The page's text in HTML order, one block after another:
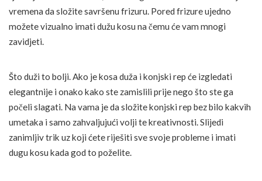
vremena da složite savršenu frizuru. Pored frizure ujedno
možete vizualno imati dužu kosu na čemu će vam mnogi
zavidjeti.
Što duži to bolji. Ako je kosa duža i konjski rep će izgledati
elegantnije i onako kako ste zamislili prije nego što ste ga
počeli slagati. Na vama je da složite konjski rep bez bilo kakvih
umetaka i samo zahvaljujući volji te kreativnosti. Slijedi
zanimljiv trik uz koji ćete riješiti sve svoje probleme i imati
dugu kosu kada god to poželite.